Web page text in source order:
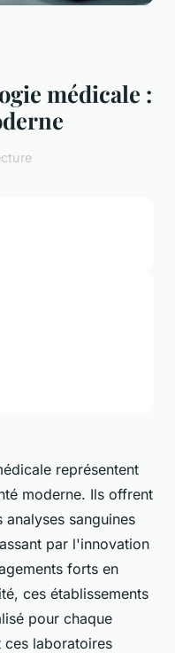
médicale :
représentent
moderne. Ils offrent
sanguines
par l'innovation
forts en
ces établissements
pour chaque
ces laboratoires